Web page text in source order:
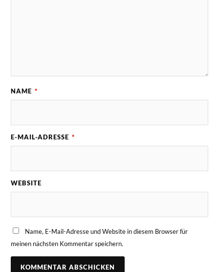
NAME *
E-MAIL-ADRESSE *
WEBSITE
Name, E-Mail-Adresse und Website in diesem Browser für
meinen nächsten Kommentar speichern.